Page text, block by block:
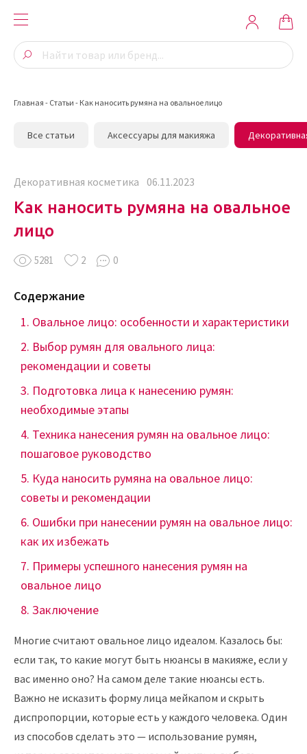
Главная - Статьи - Как наносить румяна на овальное лицо
Все статьи Аксессуары для макияжа
Декоративная косметика 06.11.2023
5281 2 0
Как наносить румяна на овальное
лицо
Содержание
Овальное лицо: особенности и характеристики
Выбор румян для овального лица:
рекомендации и советы
Подготовка лица к нанесению румян:
необходимые этапы
Техника нанесения румян на овальное лицо:
пошаговое руководство
Куда наносить румяна на овальное лицо:
советы и рекомендации
Ошибки при нанесении румян на овальное лицо:
как их избежать
Примеры успешного нанесения румян на
овальное лицо
Заключение
Многие считают овальное лицо идеалом. Казалось бы:
если так, то какие могут быть нюансы в макияже, если у
вас именно оно? На самом деле такие нюансы есть.
Важно не исказить форму лица мейкапом и скрыть
диспропорции, которые есть у каждого человека. Один
из способов сделать это — использование румян,